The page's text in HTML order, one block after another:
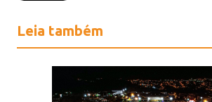
Leia também